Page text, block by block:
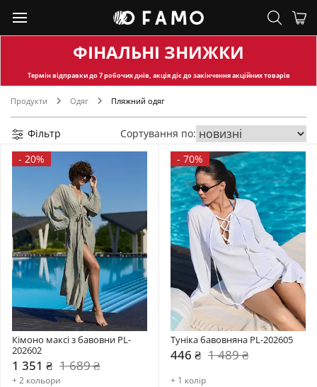
ФІНАЛЬНІ ЗНИЖКИ
Термін відправкидо 7 робочих днів, акція діє до закінчення акційних товарів
Продукти Одяг Пляжний одяг
Фільтр
Сортування по:
- 20%
Кімоно максі з бавовни PL-
202602
1 351 ₴ 1 689 ₴
+ 2 кольори
- 70%
Туніка бавовняна PL-202605
446 ₴ 1 489 ₴
+ 1 колір